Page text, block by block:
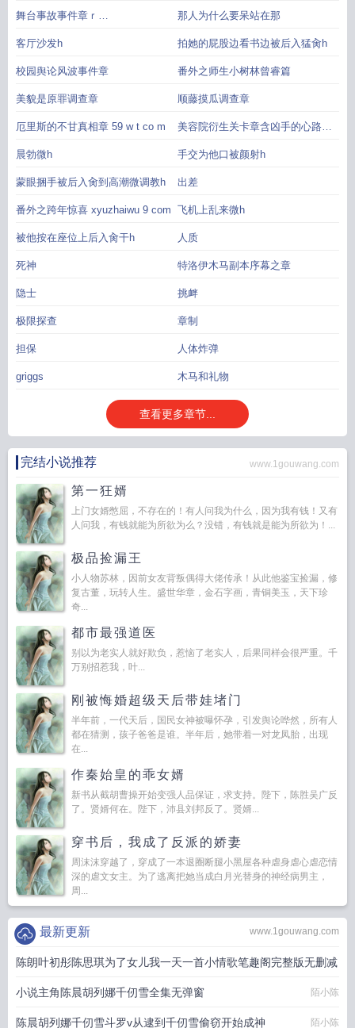
舞台事故事件章ｒ
óuщ1200461200038 120044óм
那人为什么要呆站在那
客厅沙发h 拍她的屁股边看书边被后入猛肏h
校园舆论风波事件章 番外之师生小树林曾睿篇
美貌是原罪调查章 顺藤摸瓜调查章
厄里斯的不甘真相章 59 w t co m 美容院衍生关卡章含凶手的心路历
程
晨勃微h 手交为他口被颜射h
蒙眼捆手被后入肏到高潮微调教h 出差
番外之跨年惊喜 xyuzhaiwu 9 com 飞机上乱来微h
被他按在座位上后入肏干h 人质
死神 特洛伊木马副本序幕之章
隐士 挑衅
极限探查 章制
担保 人体炸弹
griggs 木马和礼物
查看更多章节...
完结小说推荐 www.1gouwang.com
第一狂婿
上门女婿憋屈，不存在的！有人问我为什么，因为我有钱！又有
人问我，有钱就能为所欲为么？没错，有钱就是能为所欲为！...
极品捡漏王
小人物苏林，因前女友背叛偶得大佬传承！从此他鉴宝捡漏，修
复古董，玩转人生。盛世华章，金石字画，青铜美玉，天下珍
奇...
都市最强道医
别以为老实人就好欺负，惹恼了老实人，后果同样会很严重。千
万别招惹我，叶...
刚被悔婚超级天后带娃堵门
半年前，一代天后，国民女神被曝怀孕，引发舆论哗然，所有人
都在猜测，孩子爸爸是谁。半年后，她带着一对龙凤胎，出现
在...
作秦始皇的乖女婿
新书从截胡曹操开始变强人品保证，求支持。陛下，陈胜吴广反
了。贤婿何在。陛下，沛县刘邦反了。贤婿...
穿书后，我成了反派的娇妻
周沫沫穿越了，穿成了一本退圈断腿小黑屋各种虐身虐心虐恋情
深的虐文女主。为了逃离把她当成白月光替身的神经病男主，
周...
www.1gouwang.com
最新更新
陈朗叶初彤陈思琪为了女儿我一天一首小情歌笔趣阁完整版无删减
擦老实本分
小说主角陈晨胡列娜千仞雪全集无弹窗 陌小陈
陈晨胡列娜千仞雪斗罗v从逮到千仞雪偷窃开始成神 陌小陈